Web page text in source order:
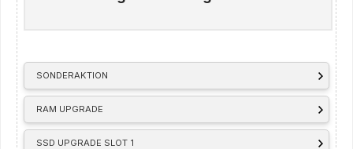
SONDERAKTION
RAM UPGRADE
SSD UPGRADE SLOT 1